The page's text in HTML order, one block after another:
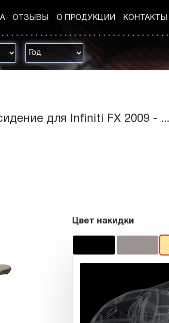
ОТЗЫВЫ О ПРОДУКЦИИ КОНТАКТЫ
для Infiniti FX 2009 - ...
Цвет накидки